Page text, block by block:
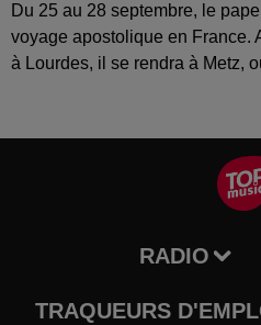
Du 25 au 28 septembre, le
voyage apostolique en France.
à Lourdes, il se rendra à Metz,
RADIO
TRAQUEURS